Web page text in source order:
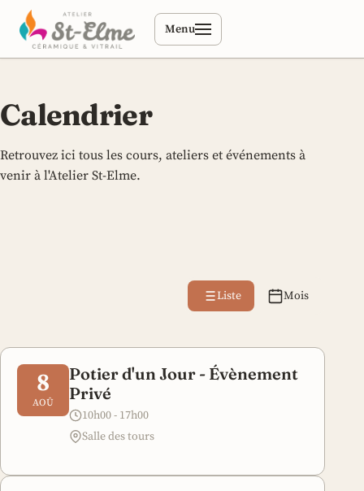
Menu
Calendrier
Retrouvez ici tous les cours, ateliers et événements à
venir à l'Atelier St-Elme.
Liste Mois
8
AOÛ
Potier d'un Jour - Évènement
Privé
10h00 - 17h00
Salle des tours